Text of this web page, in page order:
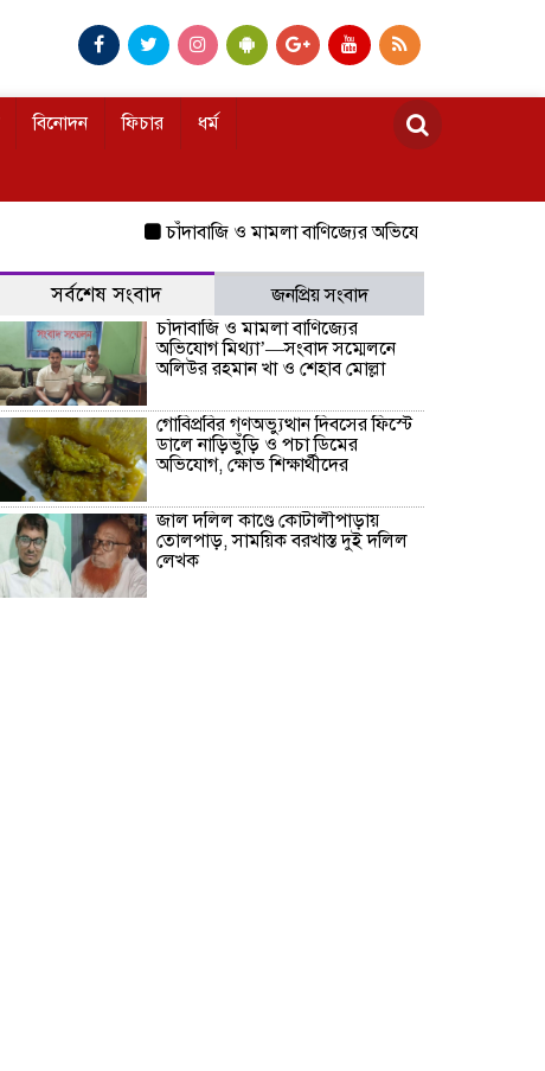
বিনোদন ফিচার ধর্ম
চাঁদাবাজি ও মামলা বাণিজ্যের অভিযোগ মিথ্যা’—সংবাদ
সর্বশেষ সংবাদ
জনপ্রিয় সংবাদ
চাঁদাবাজি ও মামলা বাণিজ্যের
অভিযোগ মিথ্যা’—সংবাদ সম্মেলনে
অলিউর রহমান খা ও শেহাব মোল্লা
গোবিপ্রবির গণঅভ্যুত্থান দিবসের ফিস্টে
ডালে নাড়িভুঁড়ি ও পচা ডিমের
অভিযোগ, ক্ষোভ শিক্ষার্থীদের
জাল দলিল কাণ্ডে কোটালীপাড়ায়
তোলপাড়, সাময়িক বরখাস্ত দুই দলিল
লেখক